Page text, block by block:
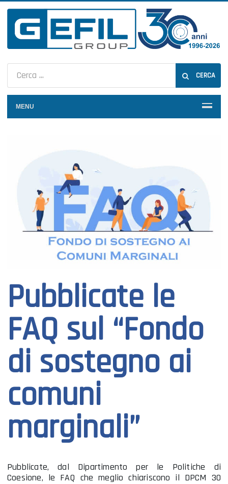
CERCA
MENU
Pubblicate le
FAQ sul “Fondo
di sostegno ai
comuni
marginali”
Pubblicate, dal Dipartimento per le Politiche di
Coesione, le FAQ che meglio chiariscono il DPCM 30